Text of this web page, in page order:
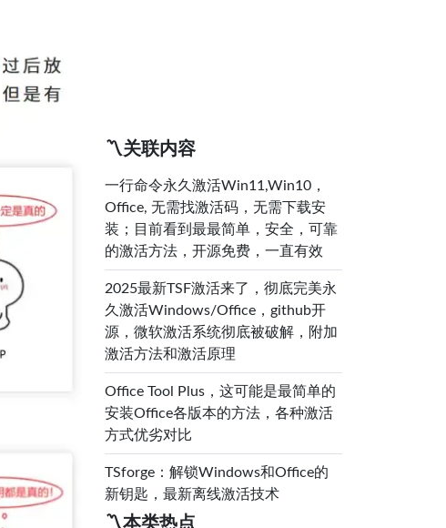
〽️关联内容
一行命令永久激活Win11,Win10，
Office, 无需找激活码，无需下载安
装；目前看到最最简单，安全，可靠
的激活方法，开源免费，一直有效
2025最新TSF激活来了，彻底完美永
久激活Windows/Office，github开
源，微软激活系统彻底被破解，附加
激活方法和激活原理
Office Tool Plus，这可能是最简单的
安装Office各版本的方法，各种激活
方式优劣对比
TSforge：解锁Windows和Office的
新钥匙，最新离线激活技术
〽️本类热点